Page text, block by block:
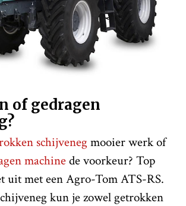
of gedragen
schijveneg mooier werk of
machinede voorkeur? Top
uit met een Agro-Tom ATS-RS.
kun je zowel getrokken